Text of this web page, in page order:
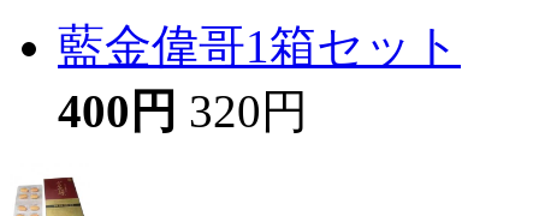
藍金偉哥1箱セット
400円 320円